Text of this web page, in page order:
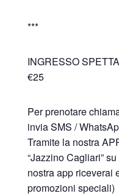
***
INGRESSO
€25
Per prenotare
invia SMS /
Tramite la nostra
“Jazzino Cagliari”
nostra app riceverai
promozioni speciali)